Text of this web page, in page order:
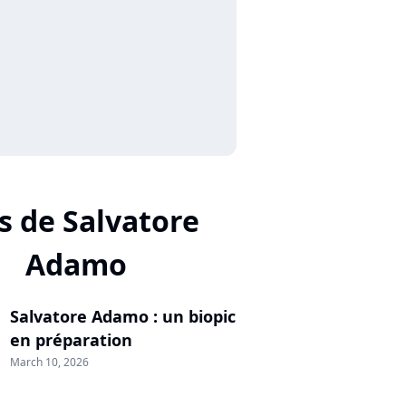
de Salvatore
Adamo
Salvatore Adamo : un biopic
en préparation
March 10, 2026